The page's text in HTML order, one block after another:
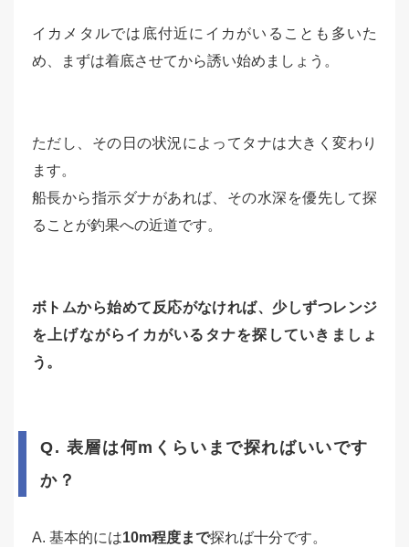
イカメタルでは底付近にイカがいることも多いた
め、まずは着底させてから誘い始めましょう。
ただし、その日の状況によってタナは大きく変わり
ます。
船長から指示ダナがあれば、その水深を優先して探
ることが釣果への近道です。
ボトムから始めて反応がなければ、少しずつレンジ
を上げながらイカがいるタナを探していきましょ
う。
Q. 表層は何mくらいまで探ればいいです
か？
A. 基本的には10m程度まで探れば十分です。